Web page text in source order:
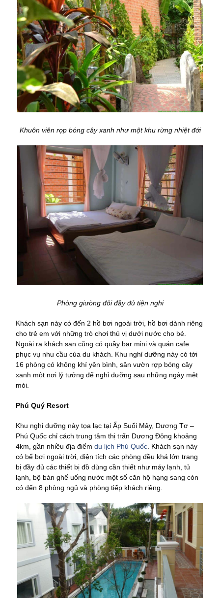
Khuôn viên rợp bóng cây xanh như một khu rừng nhiệt đới
Phòng giường đôi đầy đủ tiện nghi
Khách sạn này có đến 2 hồ bơi ngoài trời, hồ bơi dành riêng
cho trẻ em với những trò chơi thú vị dưới nước cho bé.
Ngoài ra khách sạn cũng có quầy bar mini và quán cafe
phục vụ nhu cầu của du khách. Khu nghỉ dưỡng này có tới
16 phòng có không khí yên bình, sân vườn rợp bóng cây
xanh một nơi lý tưởng để nghỉ dưỡng sau những ngày mệt
mỏi.
Phú Quý Resort
Khu nghỉ dưỡng này tọa lạc tại Ấp Suối Mây, Dương Tơ –
Phú Quốc chỉ cách trung tâm thị trấn Dương Đông khoảng
4km, gần nhiều địa điểm du lịch Phú Quốc . Khách sạn này
có bể bơi ngoài trời, diện tích các phòng đều khá lớn trang
bị đầy đủ các thiết bị đồ dùng cần thiết như máy lạnh, tủ
lạnh, bộ bàn ghế uống nước một số căn hộ hạng sang còn
có đến 8 phòng ngủ và phòng tiếp khách riêng.